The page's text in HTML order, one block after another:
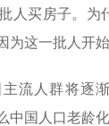
人买房子。为
为这一批人开始
流人群将逐
中国人口老龄